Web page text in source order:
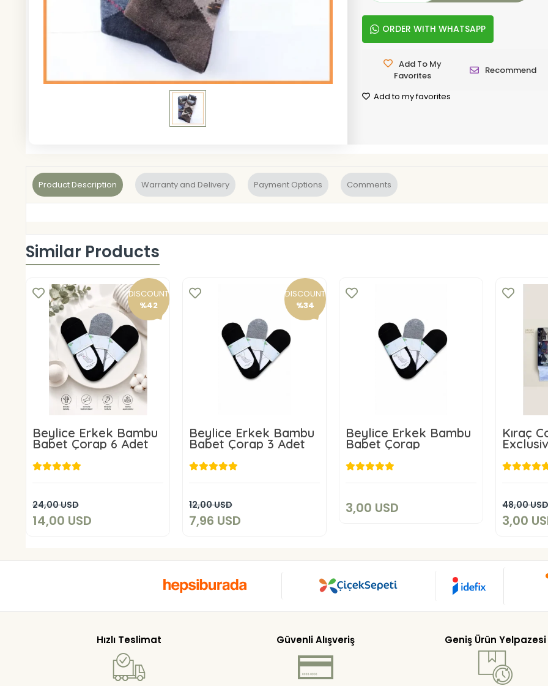
ORDER WITH WHATSAPP
Add To My
Favorites
Recommend
Add to my favorites
Product Description Warranty and Delivery Payment Options Comments
Similar Products
DISCOUNT
%42
Beylice Erkek Bambu
Babet Çorap 6 Adet
24,00 USD
14,00 USD
DISCOUNT
%34
Beylice Erkek Bambu
Babet Çorap 3 Adet
12,00 USD
7,96 USD
Beylice Erkek Bambu
Babet Çorap
3,00 USD
3,00 USD
Kıraç
48,00 USD
3,00
Hızlı Teslimat Güvenli Alışveriş Geniş Ürün Yelpazesi